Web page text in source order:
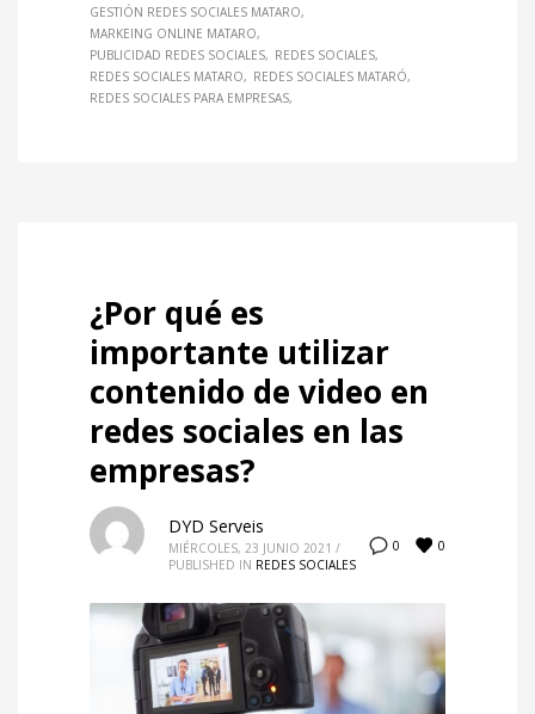
GESTIÓN REDES SOCIALES MATARO
MARKEING ONLINE MATARO
PUBLICIDAD REDES SOCIALES
REDES SOCIALES
REDES SOCIALES MATARO
REDES SOCIALES MATARÓ
REDES SOCIALES PARA EMPRESAS
¿Por qué es
importante utilizar
contenido de video en
redes sociales en las
empresas?
0 0
DYD Serveis
MIÉRCOLES, 23 JUNIO 2021 /
PUBLISHED IN REDES SOCIALES